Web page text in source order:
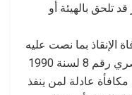
تلحق بالهيئة أو
الإنقاذ بما نصت عليه
المادة 305 من القانون البحري المصري رقم 8 لسنة 1990
عادلة لمن ينفذ